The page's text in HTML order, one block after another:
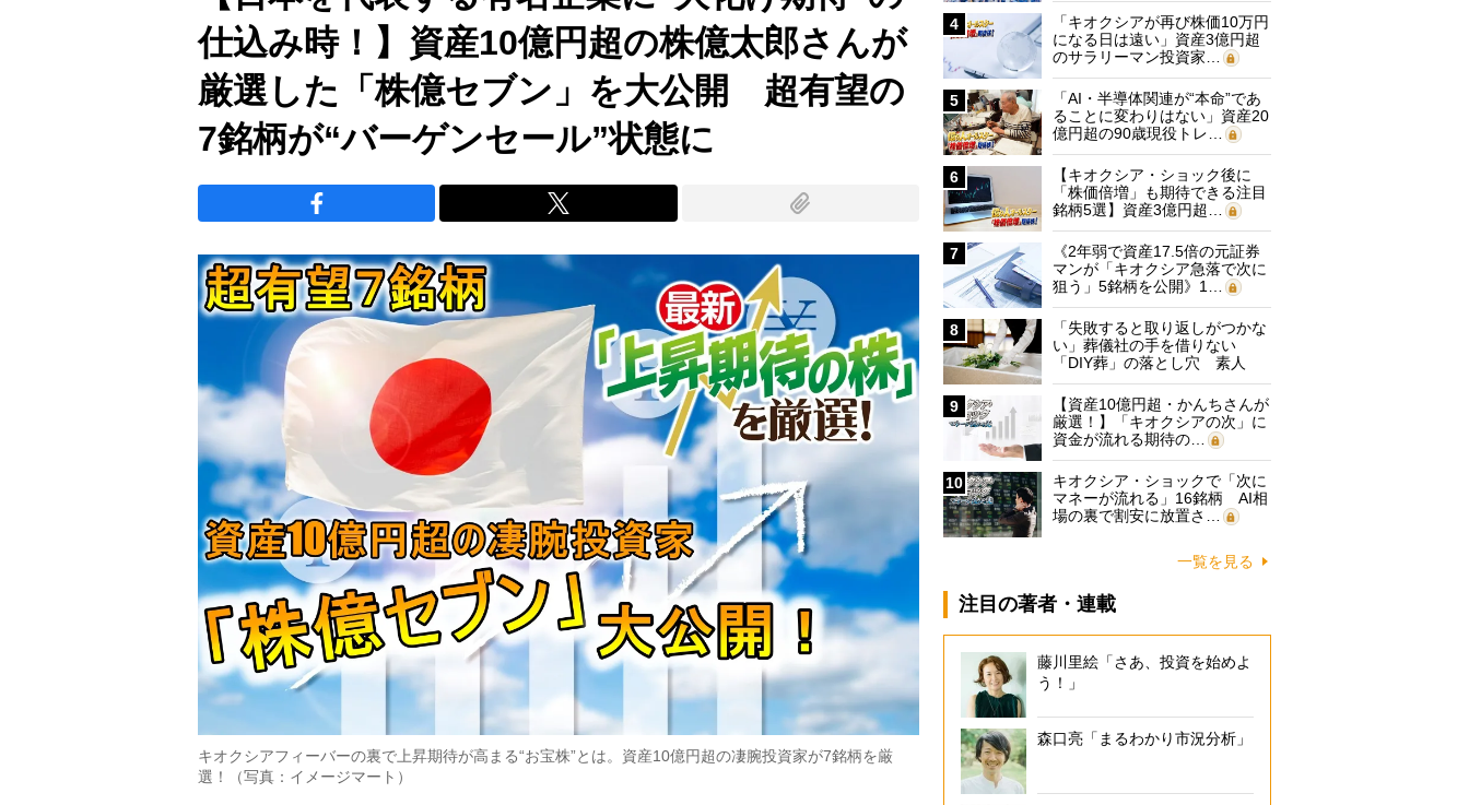
仕込み時！】資産10億円超の株億太郎さんが
厳選した「株億セブン」を大公開 超有望の
7銘柄が“バーゲンセール”状態に
キオクシアフィーバーの裏で上昇期待が高まる“お宝株”とは。資産10億円超の凄腕投資家が7銘柄を厳
選！（写真：イメージマート）
4
「キオクシアが再び株価10万円
になる日は遠い」資産3億円超
のサラリーマン投資家…
5
「AI・半導体関連が“本命”であ
ることに変わりはない」資産20
億円超の90歳現役トレ…
6
【キオクシア・ショック後に
「株価倍増」も期待できる注目
銘柄5選】資産3億円超…
7
《2年弱で資産17.5倍の元証券
マンが「キオクシア急落で次に
狙う」5銘柄を公開》1…
8
「失敗すると取り返しがつかな
い」葬儀社の手を借りない
「DIY葬」の落とし穴 素人
に…
9
【資産10億円超・かんちさんが
厳選！】「キオクシアの次」に
資金が流れる期待の…
10
キオクシア・ショックで「次に
マネーが流れる」16銘柄 AI相
場の裏で割安に放置さ…
一覧を見る
注目の著者・連載
藤川里絵「さあ、投資を始めよ
う！」
森口亮「まるわかり市況分析」